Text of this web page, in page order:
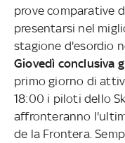
prove comparative
presentarsi nel
stagione d'esordio
Giovedì conclusiva
primo giorno di
18:00 i piloti dello
affronteranno
de la Frontera.